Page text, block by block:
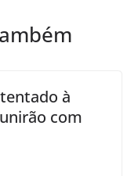
à
com